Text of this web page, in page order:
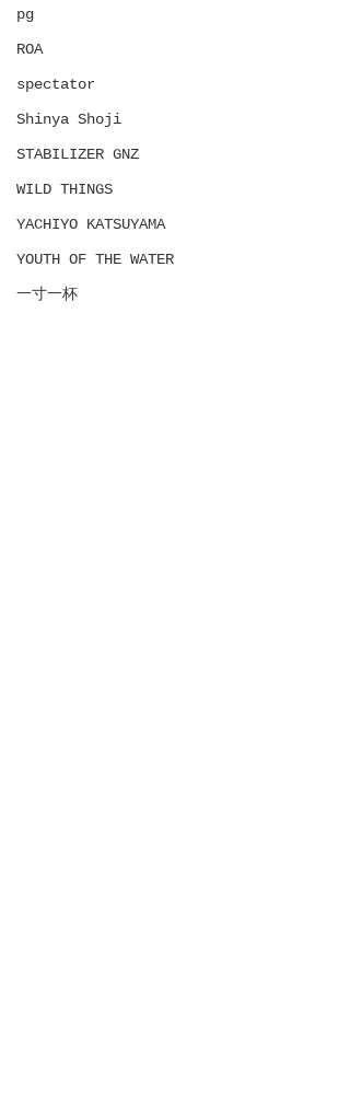
pg
ROA
spectator
Shinya Shoji
STABILIZER GNZ
WILD THINGS
YACHIYO KATSUYAMA
YOUTH OF THE WATER
一寸一杯